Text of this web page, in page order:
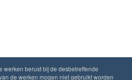
werken berust bij de desbetreffende
de werken mogen niet gebruikt worden